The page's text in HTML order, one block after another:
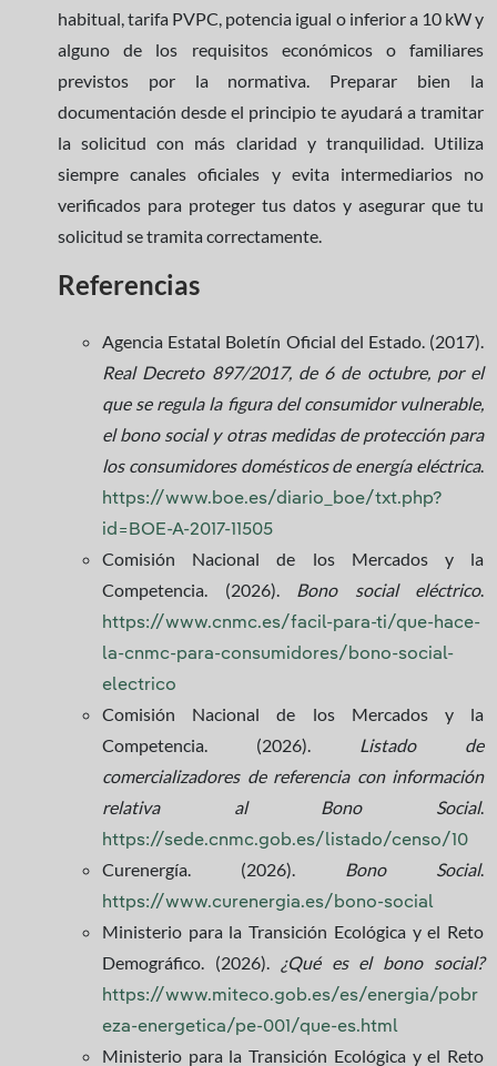
habitual, tarifa PVPC, potencia igual o inferior a 10 kW y
alguno de los requisitos económicos o familiares
previstos por la normativa. Preparar bien la
documentación desde el principio te ayudará a tramitar
la solicitud con más claridad y tranquilidad. Utiliza
siempre canales oficiales y evita intermediarios no
verificados para proteger tus datos y asegurar que tu
solicitud se tramita correctamente.
Referencias
Agencia Estatal Boletín Oficial del Estado. (2017).
Real Decreto 897/2017, de 6 de octubre, por el
que se regula la figura del consumidor vulnerable,
el bono social y otras medidas de protección para
los consumidores domésticos de energía eléctrica.
https://www.boe.es/diario_boe/txt.php?
id=BOE-A-2017-11505
Comisión Nacional de los Mercados y la
Competencia. (2026). Bono social eléctrico.
https://www.cnmc.es/facil-para-ti/que-hace-
la-cnmc-para-consumidores/bono-social-
electrico
Comisión Nacional de los Mercados y la
Competencia. (2026). Listado de
comercializadores de referencia con información
relativa al Bono Social.
https://sede.cnmc.gob.es/listado/censo/10
Curenergía. (2026). Bono Social.
https://www.curenergia.es/bono-social
Ministerio para la Transición Ecológica y el Reto
Demográfico. (2026). ¿Qué es el bono social?
https://www.miteco.gob.es/es/energia/pobr
eza-energetica/pe-001/que-es.html
Ministerio para la Transición Ecológica y el Reto